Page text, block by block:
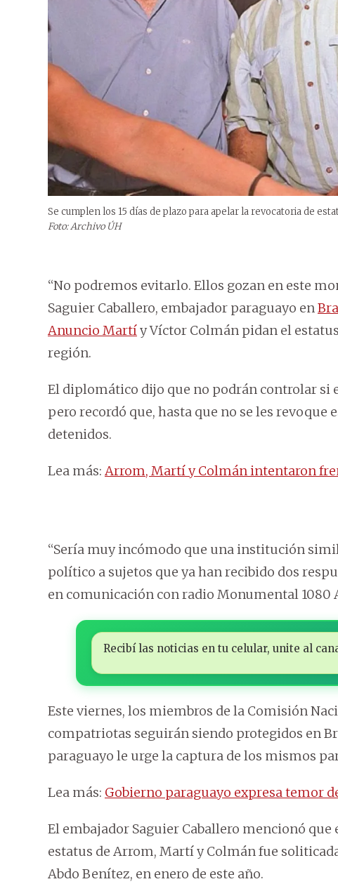
Se cumplen los 15 días de plazo para apelar la revocatoria de
Foto: Archivo ÚH
“No podremos evitarlo. Ellos gozan en este
Saguier Caballero, embajador paraguayo en
Anuncio Martíy Víctor Colmán pidan el
región.
El diplomático dijo que no podrán controlar si
pero recordó que, hasta que no se les revoque
detenidos.
Lea más: Arrom, Martí y Colmán intentaron
“Sería muy incómodo que una institución
político a sujetos que ya han recibido dos
en comunicación con radio Monumental 1080
Recibí las noticias en tu celular, unite al
Este viernes, los miembros de la Comisión
compatriotas seguirán siendo protegidos en
paraguayo le urge la captura de los mismos
Lea más: Gobierno paraguayo expresa temor
El embajador Saguier Caballero mencionó
estatus de Arrom, Martí y Colmán fue
Abdo Benítez, en enero de este año.